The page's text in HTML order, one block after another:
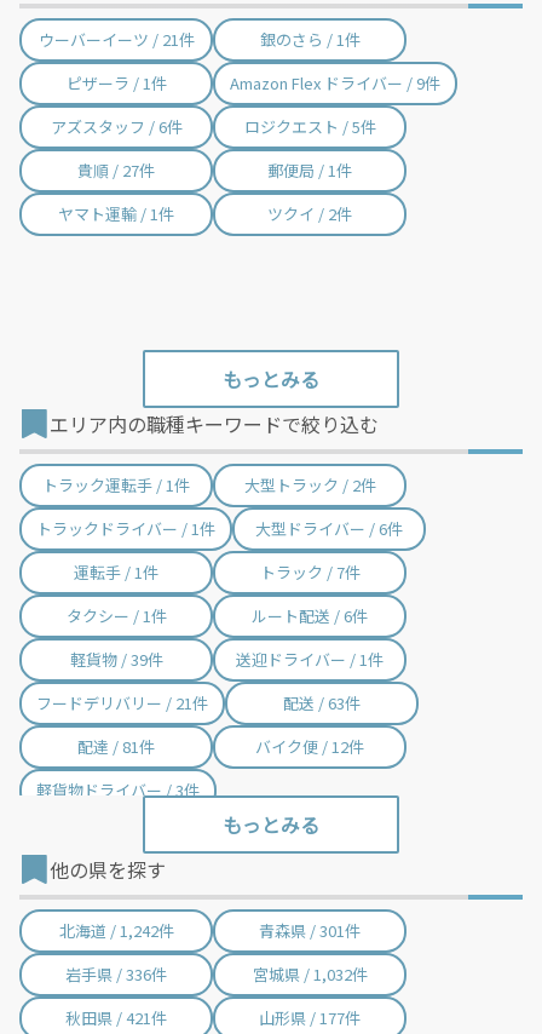
鎌ケ谷市 / 58件
君津市 / 56件
富津市 / 32件
浦安市 / 59件
四街道市 / 22件
袖ケ浦市 / 467件
八街市 / 452件
印西市 / 62件
白井市 / 24件
富里市 / 41件
栄町 / 5件
神崎町 / 5件
多古町 / 3件
東庄町 / 8件
九十九里町 / 2件
芝山町 / 2件
横芝光町 / 3件
一宮町 / 12件
睦沢町 / 1件
長生村 / 3件
白子町 / 2件
長柄町 / 1件
長南町 / 2件
大多喜町 / 16件
御宿町 / 1件
鋸南町 / 3件
ウーバーイーツ / 21件
銀のさら / 1件
ピザーラ / 1件
Amazon Flex ドライバー / 9件
アズスタッフ / 6件
ロジクエスト / 5件
貴順 / 27件
郵便局 / 1件
ヤマト運輸 / 1件
ツクイ / 2件
エリア内の職種キーワードで絞り込む
トラック運転手 / 1件
大型トラック / 2件
トラックドライバー / 1件
大型ドライバー / 6件
運転手 / 1件
トラック / 7件
タクシー / 1件
ルート配送 / 6件
軽貨物 / 39件
送迎ドライバー / 1件
フードデリバリー / 21件
配送 / 63件
配達 / 81件
バイク便 / 12件
軽貨物ドライバー / 3件
他の県を探す
北海道 / 1,242件
青森県 / 301件
岩手県 / 336件
宮城県 / 1,032件
秋田県 / 421件
山形県 / 177件